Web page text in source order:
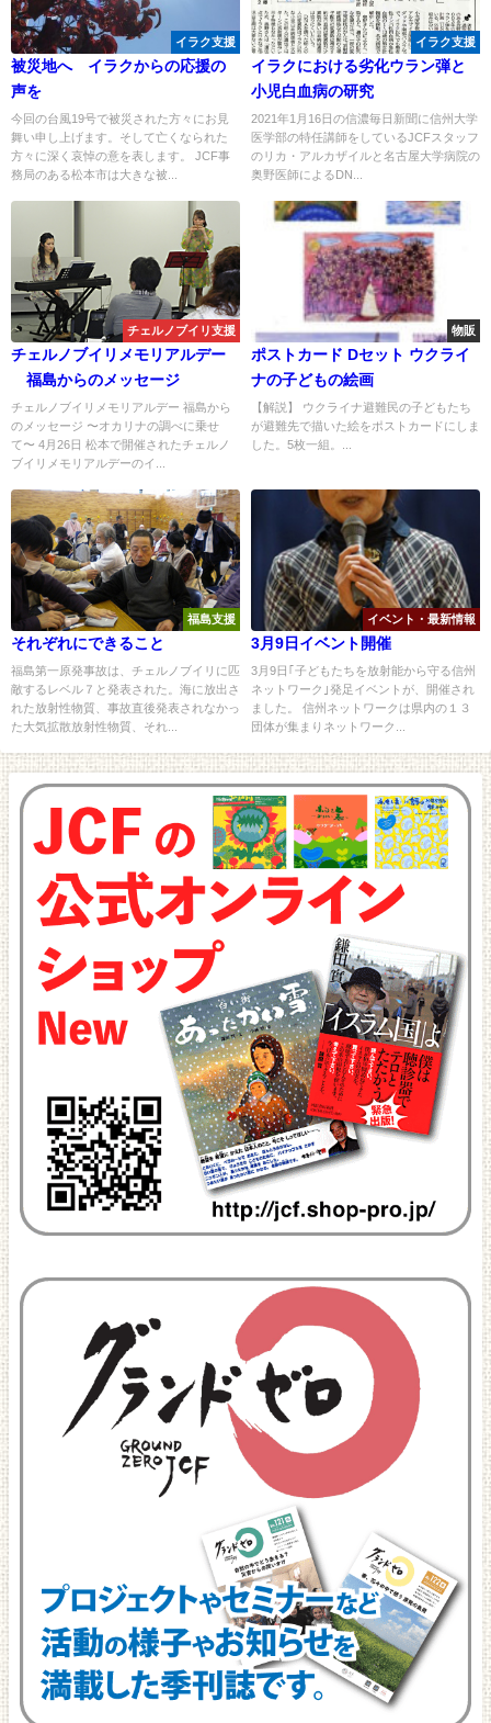
イラク支援
被災地へ イラクからの応援の
声を
今回の台風19号で被災された方々にお見
舞い申し上げます。そして亡くなられた
方々に深く哀悼の意を表します。 JCF事
務局のある松本市は大きな被...
イラク支援
イラクにおける劣化ウラン弾と
小児白血病の研究
2021年1月16日の信濃毎日新聞に信州大学
医学部の特任講師をしているJCFスタッフ
のリカ・アルカザイルと名古屋大学病院の
奥野医師によるDN...
チェルノブイリ支援
チェルノブイリメモリアルデー
福島からのメッセージ
チェルノブイリメモリアルデー 福島から
のメッセージ 〜オカリナの調べに乗せ
て〜 4月26日 松本で開催されたチェルノ
ブイリメモリアルデーのイ...
物販
ポストカード Dセット ウクライ
ナの子どもの絵画
【解説】 ウクライナ避難民の子どもたち
が避難先で描いた絵をポストカードにしま
した。5枚一組。...
福島支援
それぞれにできること
福島第一原発事故は、チェルノブイリに匹
敵するレベル７と発表された。海に放出さ
れた放射性物質、事故直後発表されなかっ
た大気拡散放射性物質、それ...
イベント・最新情報
3月9日イベント開催
3月9日｢子どもたちを放射能から守る信州
ネットワーク｣発足イベントが、開催され
ました。 信州ネットワークは県内の１３
団体が集まりネットワーク...